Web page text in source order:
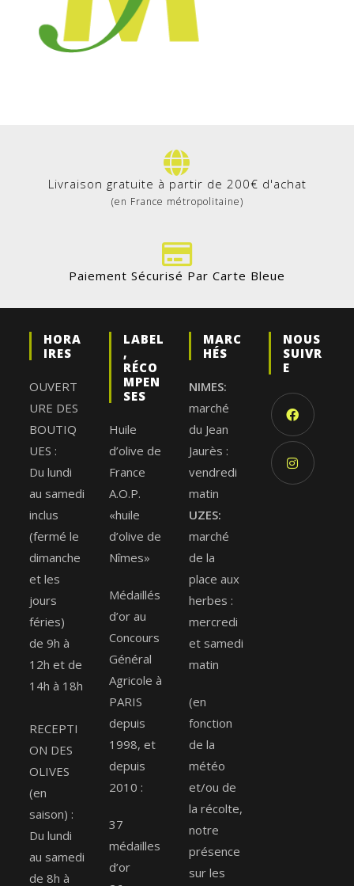
Livraison gratuite à partir de 200€ d'achat
(en France métropolitaine)
Paiement Sécurisé Par Carte Bleue
HORA
IRES
OUVERT
URE DES
BOUTIQ
UES :
Du lundi
au samedi
inclus
(fermé le
dimanche
et les
jours
féries)
de 9h à
12h et de
14h à 18h
RECEPTI
ON DES
OLIVES
(en
saison) :
Du lundi
au samedi
de 8h à
LABEL
,
RÉCO
MPEN
SES
Huile
d’olive de
France
A.O.P.
«huile
d’olive de
Nîmes»
Médaillés
d’or au
Concours
Général
Agricole à
PARIS
depuis
1998, et
depuis
2010 :
37
médailles
d’or
MARC
HÉS
NIMES:
marché
du Jean
Jaurès :
vendredi
matin
UZES:
marché
de la
place aux
herbes :
mercredi
et samedi
matin
(en
fonction
de la
météo
et/ou de
la récolte,
notre
présence
sur les
NOUS
SUIVR
E